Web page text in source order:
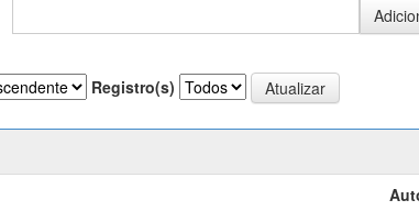
Registro(s)